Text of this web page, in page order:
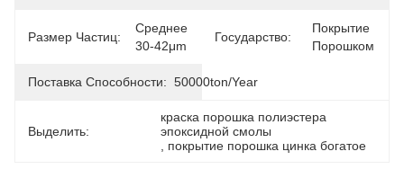
Размер Частиц:
Среднее
30-42μm
Государство:
Покрытие
Порошком
Поставка Способности: 50000ton/Year
Выделить:
краска порошка полиэстера
эпоксидной смолы
покрытие порошка цинка богатое